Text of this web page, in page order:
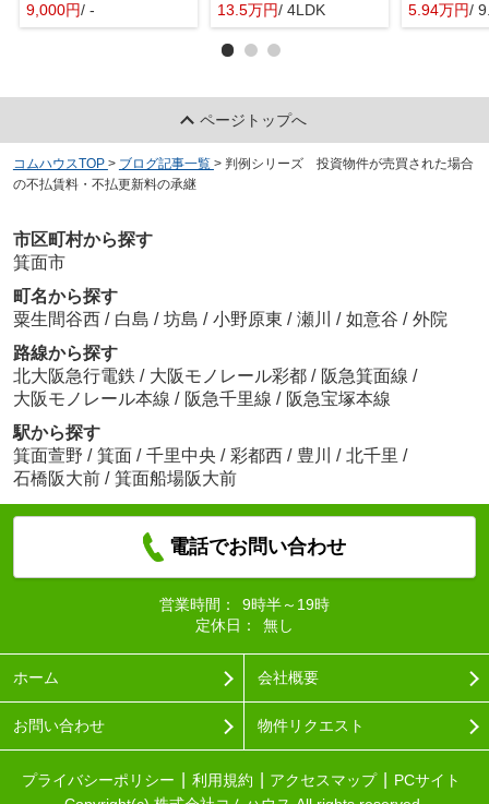
9,000円/ -
13.5万円/ 4LDK 5.94万円/
ページトップへ
コムハウスTOP > ブログ記事一覧 > 判例シリーズ 投資物件が売買された場合
の不払賃料・不払更新料の承継
市区町村から探す
箕面市
町名から探す
粟生間谷西 / 白島 / 坊島 / 小野原東 / 瀬川 / 如意谷 / 外院
路線から探す
北大阪急行電鉄 / 大阪モノレール彩都 / 阪急箕面線 /
大阪モノレール本線 / 阪急千里線 / 阪急宝塚本線
駅から探す
箕面萱野 / 箕面 / 千里中央 / 彩都西 / 豊川 / 北千里 /
石橋阪大前 / 箕面船場阪大前
電話でお問い合わせ
営業時間：
9時半～19時
定休日：
無し
ホーム 会社概要
お問い合わせ 物件リクエスト
プライバシーポリシー 利用規約 アクセスマップ
PCサイト